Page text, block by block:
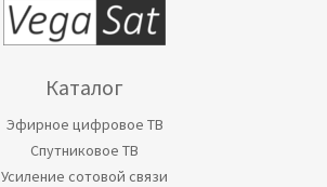
Каталог
Эфирное цифровое ТВ
Спутниковое ТВ
Усиление сотовой связи